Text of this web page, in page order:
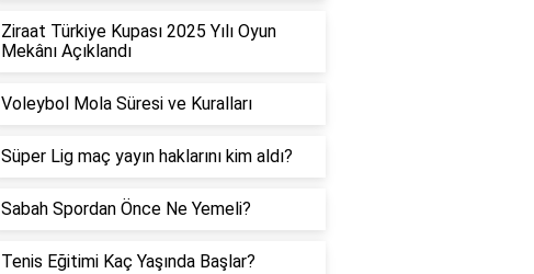
Ziraat Türkiye Kupası 2025 Yılı Oyun
Mekânı Açıklandı
Voleybol Mola Süresi ve Kuralları
Süper Lig maç yayın haklarını kim aldı?
Sabah Spordan Önce Ne Yemeli?
Tenis Eğitimi Kaç Yaşında Başlar?